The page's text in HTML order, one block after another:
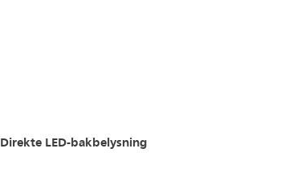
Direkte LED-bakbelysning